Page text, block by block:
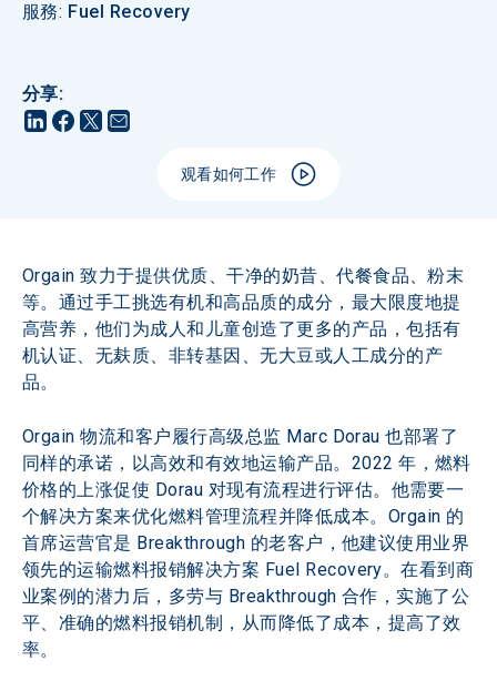
服務: Fuel Recovery
分享:
观看如何工作
Orgain 致力于提供优质、干净的奶昔、代餐食品、粉末
等。通过手工挑选有机和高品质的成分，最大限度地提
高营养，他们为成人和儿童创造了更多的产品，包括有
机认证、无麸质、非转基因、无大豆或人工成分的产
品。
Orgain 物流和客户履行高级总监 Marc Dorau 也部署了
同样的承诺，以高效和有效地运输产品。2022 年，燃料
价格的上涨促使 Dorau 对现有流程进行评估。他需要一
个解决方案来优化燃料管理流程并降低成本。Orgain 的
首席运营官是 Breakthrough 的老客户，他建议使用业界
领先的运输燃料报销解决方案 Fuel Recovery。在看到商
业案例的潜力后，多劳与 Breakthrough 合作，实施了公
平、准确的燃料报销机制，从而降低了成本，提高了效
率。